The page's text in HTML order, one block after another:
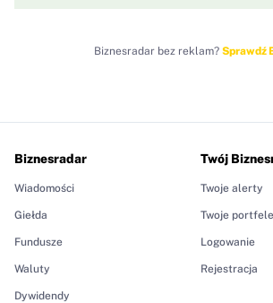
Biznesradar bez reklam? Sprawdź
Biznesradar
Wiadomości
Giełda
Fundusze
Waluty
Dywidendy
Twój
Twoje alerty
Twoje portfele
Logowanie
Rejestracja